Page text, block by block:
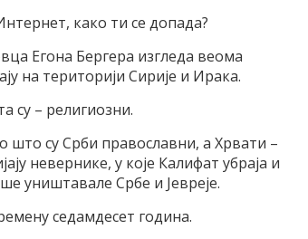
како ти се допада?
Егона Бергера изгледа веома
на територији Сирије и Ирака.
су – религиозни.
што су Срби православни, а Хрвати –
невернике, у које Калифат убраја и
уништавале Србе и Јевреје.
седамдесет година.